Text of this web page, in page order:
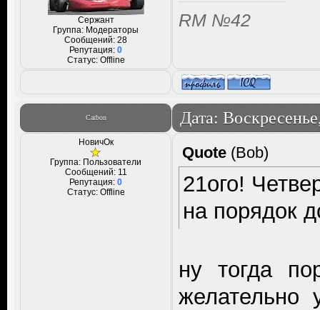
Сержант
Группа: Модераторы
Сообщений: 28
Репутация: 0
Статус: Offline
RM №42
Carbon Дата:
НовичОк
Группа: Пользователи
Сообщений: 11
Репутация: 0
Статус: Offline
Quote (Bob)
21ого!
на порядок
ну тогда
желательно